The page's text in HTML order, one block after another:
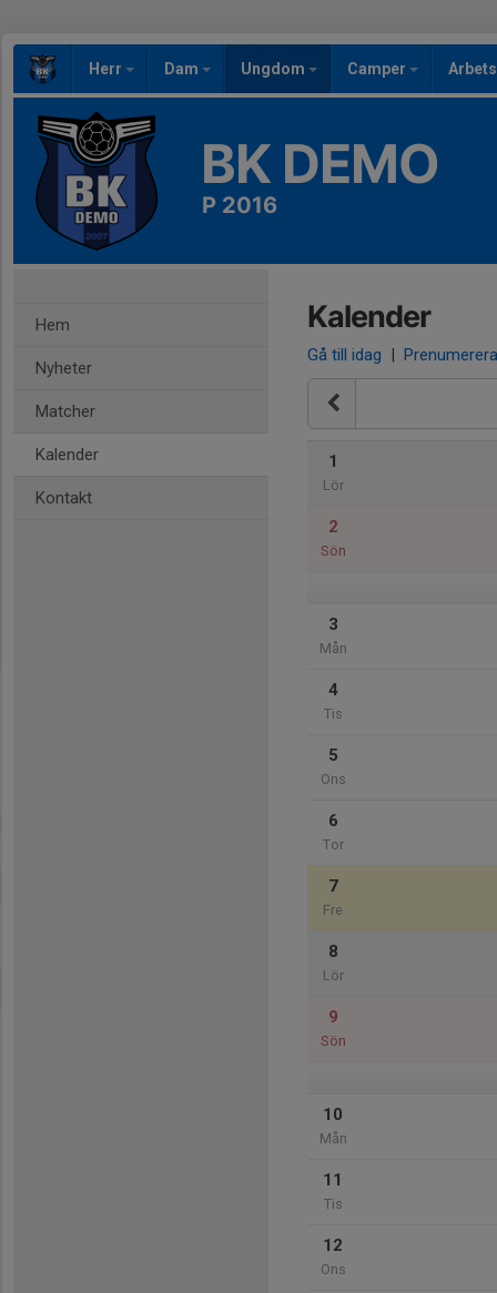
Herr Dam Ungdom Camper
BK DEMO
P 2016
Hem
Nyheter
Matcher
Kalender
Kontakt
Kalender
Gå till idag | Prenumerera
1
Lör
2
Sön
3
Mån
4
Tis
5
Ons
6
Tor
7
Fre
8
Lör
9
Sön
10
Mån
11
Tis
12
Ons